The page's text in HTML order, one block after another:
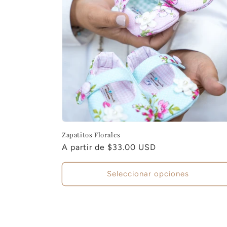
i
ó
Zapatitos Florales
Precio
habitual
A partir de $33.00 USD
Seleccionar opciones